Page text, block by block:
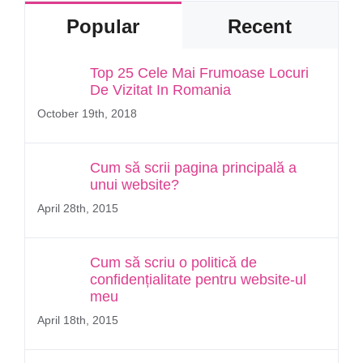
Popular Recent
Top 25 Cele Mai Frumoase Locuri
De Vizitat In Romania
October 19th, 2018
Cum să scrii pagina principală a
unui website?
April 28th, 2015
Cum să scriu o politică de
confidențialitate pentru website-ul
meu
April 18th, 2015